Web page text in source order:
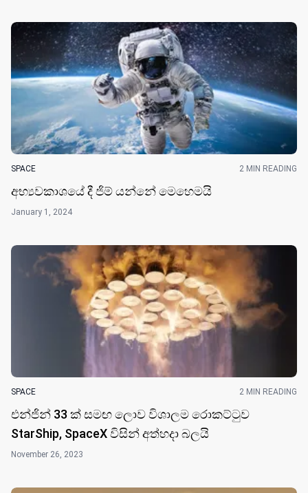
SPACE 2 MIN READING
අභ්‍යවකාශයේ දී ජිම් යන්නේ මෙහෙමයි
January 1, 2024
SPACE 2 MIN READING
එන්ජින් 33 ක් සමඟ ලොව විශාලම රොකට්ටුව
StarShip, SpaceX විසින් අත්හදා බලයි
November 26, 2023